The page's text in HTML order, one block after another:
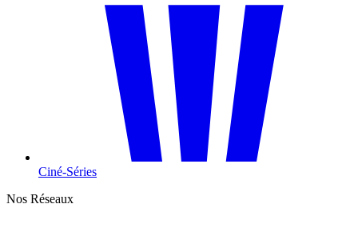
Ciné-Séries
Nos Réseaux